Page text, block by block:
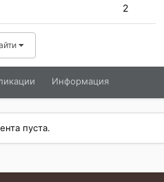
2
Информация
пуста.